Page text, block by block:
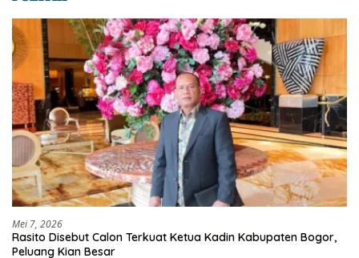
Mei 7, 2026
Rasito Disebut Calon Terkuat Ketua Kadin Kabupaten Bogor,
Peluang Kian Besar